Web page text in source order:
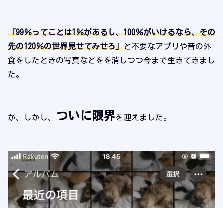
「99％ってことは1％があるし、100％がいけるなら、その
先の120％の世界見せてみせろ」と不要なアプリや昔の外
食をしたときの写真などをを消しつつ今まで生きてきまし
た。
が、しかし、 ついに限界を迎えました。